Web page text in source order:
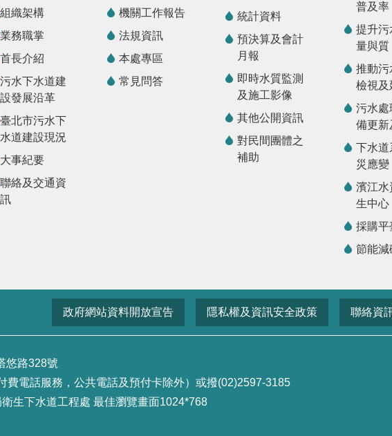
組織架構
業務職掌
首長介紹
污水下水道建
設發展沿革
臺北市污水下
水道建設現況
大事紀要
聯絡及交通資
訊
機關工作報告
法規資訊
本處專區
常見問答
統計資料
預決算及會計
月報
即時水質監測
及施工影像
其他公開資訊
對民間團體之
補助
普及率
提升污
量與質
推動污
檢視及
污水處
備更新
下水道
災應變
濱江水
生中心
採購平
節能減
政府網站資料開放宣告 隱私權及資訊安全政策 聯絡資
悠路328號
費電話服務，公共電話及預付卡除外）或撥(02)2597-3185
生下水道工程處 最佳瀏覽畫面1024*768